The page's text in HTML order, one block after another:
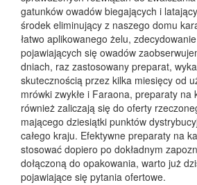
gatunków owadów biegających i
środek eliminujący z naszego domu
łatwo aplikowanego żelu,
pojawiających się owadów
dniach, raz zastosowany preparat,
skutecznością przez kilka miesięcy od
mrówki zwykłe i Faraona, preparaty na
również zaliczają się do oferty
mającego dziesiątki punktów
całego kraju. Efektywne preparaty na
stosować dopiero po dokładnym
dołączoną do opakowania, warto już
pojawiające się pytania ofertowe.